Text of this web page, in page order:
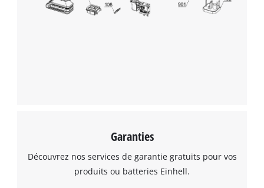
Garanties
Découvrez nos services de garantie gratuits pour vos
produits ou batteries Einhell.